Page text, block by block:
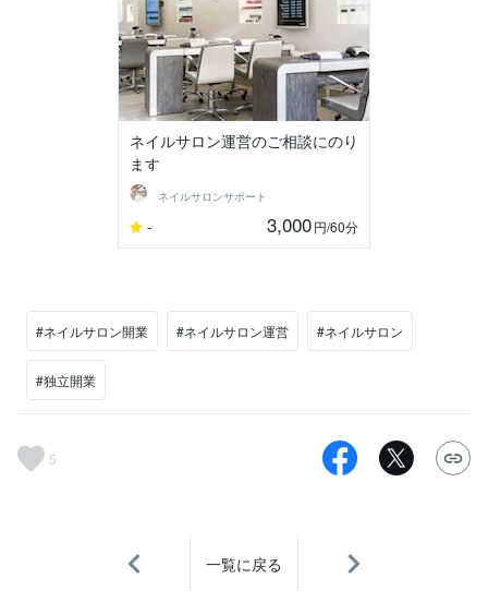
ネイルサロン運営のご相談にのり
ます
ネイルサロンサポート
- 3,000円/60分
#ネイルサロン開業 #ネイルサロン運営 #ネイルサロン
#独立開業
5
一覧に戻る